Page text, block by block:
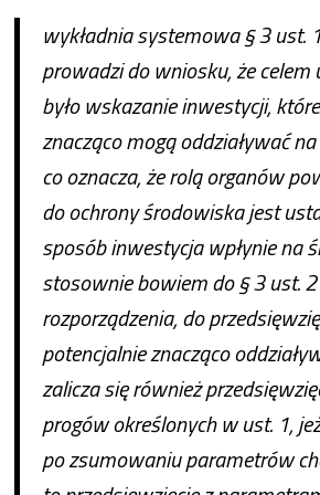
wykładnia systemowa § 3 ust.
prowadzi do wniosku, że
było wskazanie inwestycji,
znacząco mogą oddziaływać
co oznacza, że rolą organów
do ochrony środowiska jest
sposób inwestycja wpłynie na
stosownie bowiem do § 3 ust.
rozporządzenia, do
potencjalnie znacząco
zalicza się również
progów określonych w ust. 1,
po zsumowaniu parametrów